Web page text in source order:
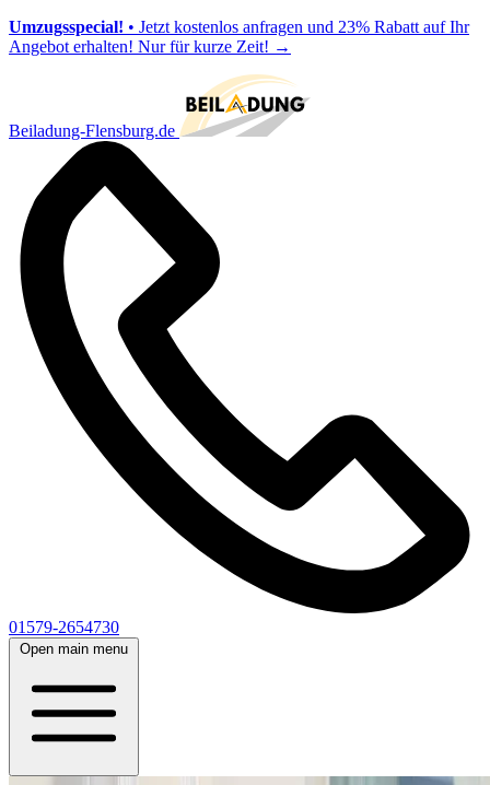
Umzugsspecial! • Jetzt kostenlos anfragen und 23% Rabatt auf Ihr
Angebot erhalten! Nur für kurze Zeit! →
Beiladung-Flensburg.de
01579-2654730
Open main menu